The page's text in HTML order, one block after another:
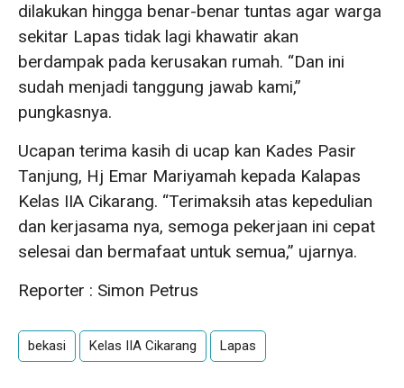
dilakukan hingga benar-benar tuntas agar warga
sekitar Lapas tidak lagi khawatir akan
berdampak pada kerusakan rumah. “Dan ini
sudah menjadi tanggung jawab kami,”
pungkasnya.
Ucapan terima kasih di ucap kan Kades Pasir
Tanjung, Hj Emar Mariyamah kepada Kalapas
Kelas IIA Cikarang. “Terimaksih atas kepedulian
dan kerjasama nya, semoga pekerjaan ini cepat
selesai dan bermafaat untuk semua,” ujarnya.
Reporter : Simon Petrus
bekasi Kelas IIA Cikarang Lapas